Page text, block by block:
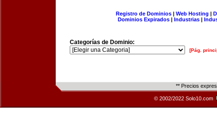
Registro de Dominios| Web Hosting |
Dominios Expirados | Industrias |
Categorías de Dominio:
[Pág.
** Precios
© 2002/2022 Solo10.com